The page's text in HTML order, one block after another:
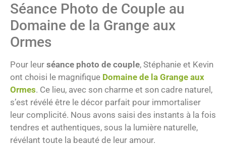
Séance Photo de Couple au
Domaine de la Grange aux
Ormes
Pour leur séance photo de couple, Stéphanie et Kevin
ont choisi le magnifique Domaine de la Grange aux
Ormes. Ce lieu, avec son charme et son cadre naturel,
s’est révélé être le décor parfait pour immortaliser
leur complicité. Nous avons saisi des instants à la fois
tendres et authentiques, sous la lumière naturelle,
révélant toute la beauté de leur amour.